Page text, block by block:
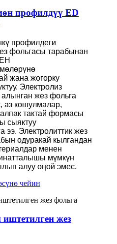
профилдүү ED
профилдеги
фольгасы тарабынан
жана жогорку
Электролиз
жез фольга
аз кошулмалар,
тактай формасы
сыяктуу
ээ. Электролиттик жез
одуракай кылгандан
менен
мүмкүн
алуу оңой эмес.
чейин
иштетилген жез